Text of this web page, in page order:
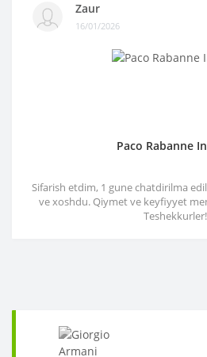
Zaur
16/01/2026
Paco Rabanne
Sifarish etdim, 1 gune chatdirilma
ve xoshdu. Qiymet ve keyfiyyet